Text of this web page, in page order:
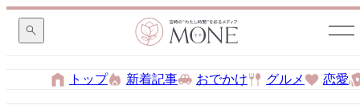
トップ 新着記事 おでかけ グルメ 恋愛